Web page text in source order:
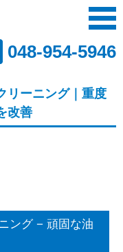
048-954-5946
リーニング｜重度
改善
ング − 頑固な油